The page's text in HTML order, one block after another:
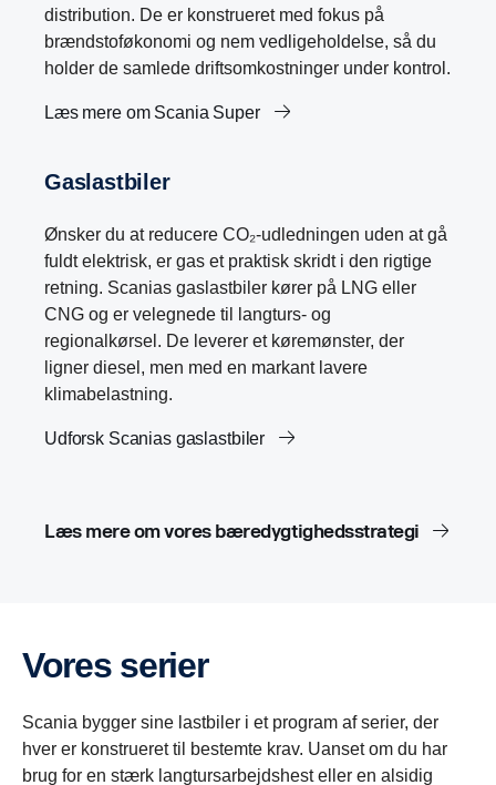
distribution. De er konstrueret med fokus på
brændstoføkonomi og nem vedligeholdelse, så du
holder de samlede driftsomkostninger under kontrol.
Læs mere om Scania Super
Gaslastbiler
Ønsker du at reducere CO₂-udledningen uden at gå
fuldt elektrisk, er gas et praktisk skridt i den rigtige
retning. Scanias gaslastbiler kører på LNG eller
CNG og er velegnede til langturs- og
regionalkørsel. De leverer et køremønster, der
ligner diesel, men med en markant lavere
klimabelastning.
Udforsk Scanias gaslastbiler
Læs mere om vores bæredygtighedsstrategi
Vores serier
Scania bygger sine lastbiler i et program af serier, der
hver er konstrueret til bestemte krav. Uanset om du har
brug for en stærk langtursarbejdshest eller en alsidig